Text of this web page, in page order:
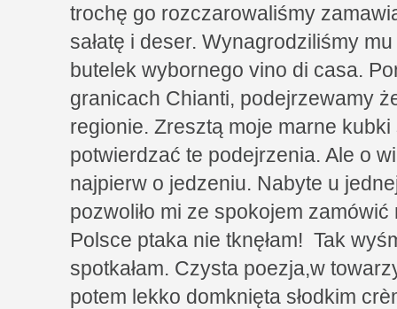
trochę go rozczarowaliśmy
sałatę i deser. Wynagrodziliśmy
butelek wybornego vino di casa.
granicach Chianti, podejrzewamy
regionie. Zresztą moje marne kubki
potwierdzać te podejrzenia. Ale o
najpierw o jedzeniu. Nabyte u
pozwoliło mi ze spokojem
Polsce ptaka nie tknęłam! Tak
spotkałam. Czysta poezja,w
potem lekko domknięta słodkim